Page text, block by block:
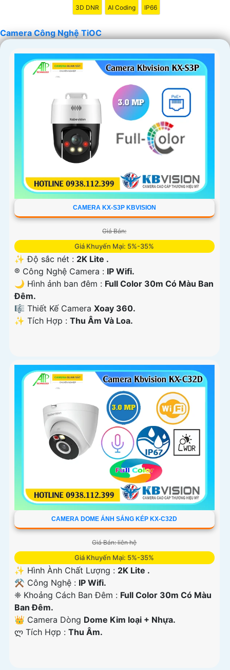
3D DNR AI Coding IP66
Camera Công Nghệ TiOC
CAMERA KX-S3P KBVISION
Giá Bán:
Giá Khuyến Mại: 5%-35%
✨ Độ sắc nét : 2K Lite .
®️ Công Nghệ Camera : IP Wifi.
🌙 Hình ảnh ban đêm : Full Color 30m Có Màu Ban
Ðêm.
🎼️ Thiết Kế Camera Xoay 360.
️✨ Tích Hợp : Thu Âm Và Loa.
CAMERA DOME ÁNH SÁNG KÉP KX-C32D
Giá Bán: liên hệ
Giá Khuyến Mại: 5%-35%
✨ Hình Ành Chất Lượng : 2K Lite .
⚒ Công Nghệ : IP Wifi.
❈ Khoảng Cách Ban Đêm : Full Color 30m Có Màu
Ban Ðêm.
👑 Camera Dòng Dome Kim loại + Nhựa.
️ლ Tích Hợp : Thu Âm.